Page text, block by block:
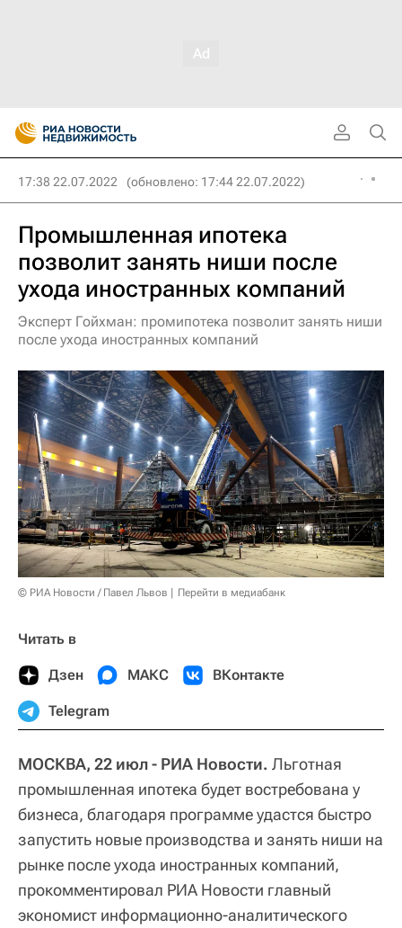
17:38 22.07.2022 (обновлено: 17:44 22.07.2022)
Промышленная ипотека
позволит занять ниши после
ухода иностранных компаний
Эксперт Гойхман: промипотека позволит занять ниши
после ухода иностранных компаний
© РИА Новости / Павел Львов Перейти в медиабанк
Читать в
Дзен МАКС ВКонтакте
Telegram
МОСКВА, 22 июл - РИА Новости. Льготная
промышленная ипотека будет востребована у
бизнеса, благодаря программе удастся быстро
запустить новые производства и занять ниши на
рынке после ухода иностранных компаний,
прокомментировал РИА Новости главный
экономист информационно-аналитического